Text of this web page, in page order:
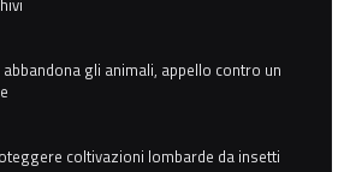
abbandona gli animali, appello contro un
coltivazioni lombarde da insetti